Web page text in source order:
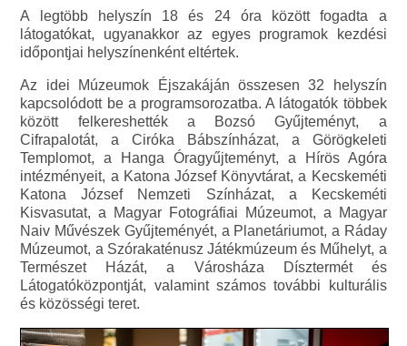
A legtöbb helyszín 18 és 24 óra között fogadta a
látogatókat, ugyanakkor az egyes programok kezdési
időpontjai helyszínenként eltértek.
Az idei Múzeumok Éjszakáján összesen 32 helyszín
kapcsolódott be a programsorozatba. A látogatók többek
között felkereshették a Bozsó Gyűjteményt, a
Cifrapalotát, a Ciróka Bábszínházat, a Görögkeleti
Templomot, a Hanga Óragyűjteményt, a Hírös Agóra
intézményeit, a Katona József Könyvtárat, a Kecskeméti
Katona József Nemzeti Színházat, a Kecskeméti
Kisvasutat, a Magyar Fotográfiai Múzeumot, a Magyar
Naiv Művészek Gyűjteményét, a Planetáriumot, a Ráday
Múzeumot, a Szórakaténusz Játékmúzeum és Műhelyt, a
Természet Házát, a Városháza Dísztermét és
Látogatóközpontját, valamint számos további kulturális
és közösségi teret.